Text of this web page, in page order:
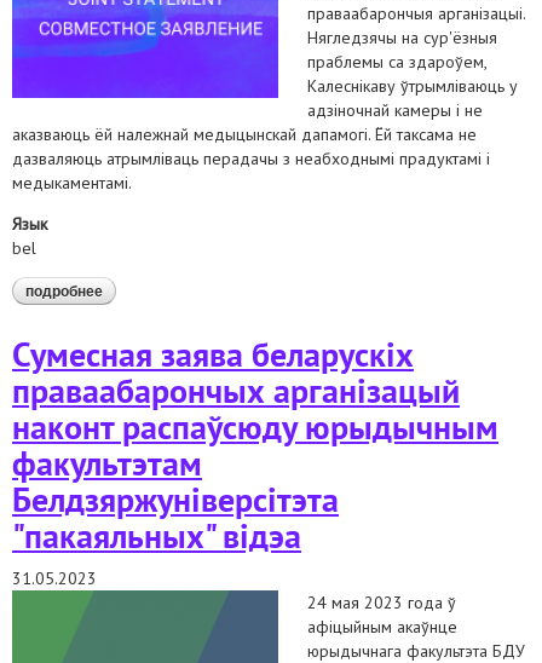
праваабарончыя арганізацыі.
Нягледзячы на сур'ёзныя
праблемы са здароўем,
Калеснікаву ўтрымліваюць у
адзіночнай камеры і не
аказваюць ёй належнай медыцынскай дапамогі. Ёй таксама не
дазваляюць атрымліваць перадачы з неабходнымі прадуктамі і
медыкаментамі.
Язык
bel
подробнее о беларусь: спыніць жорсткае абыходжанне з марыяй
калеснікавай
Сумесная заява беларускіх
праваабарончых арганізацый
наконт распаўсюду юрыдычным
факультэтам
Белдзяржуніверсітэта
"пакаяльных" відэа
31.05.2023
24 мая 2023 года ў
афіцыйным акаўнце
юрыдычнага факультэта БДУ